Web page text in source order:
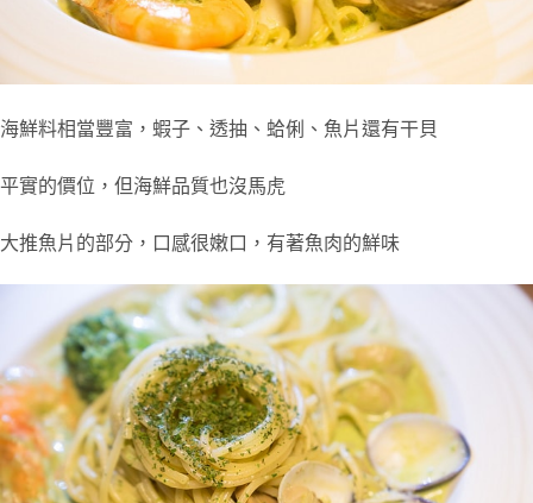
海鮮料相當豐富，蝦子、透抽、蛤俐、魚片還有干貝
平實的價位，但海鮮品質也沒馬虎
大推魚片的部分，口感很嫩口，有著魚肉的鮮味